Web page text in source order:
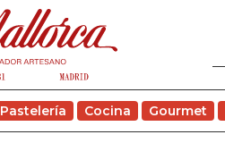
Pastelería Cocina Gourmet